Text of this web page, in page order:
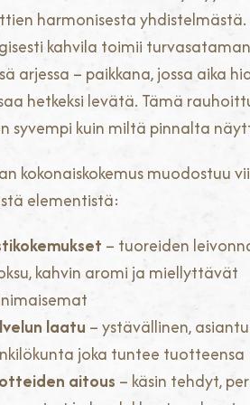
harmonisesta yhdistelmästä.
kahvila toimii
arjessa – paikkana, jossa aika
hetkeksi levätä. Tämä
syvempi kuin miltä pinnalta
kokonaiskokemus muodostuu
elementistä:
– tuoreiden
kahvin aromi ja miellyttävät
laatu – ystävällinen,
joka tuntee tuotteensa
aitous – käsin tehdyt,